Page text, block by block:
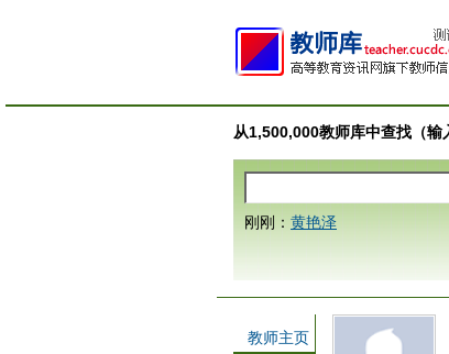
从1,500,000教师库中查找（输
刚刚： 黄艳泽
教师主页